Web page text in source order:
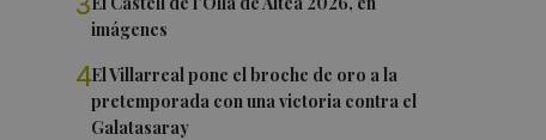
imágenes
4El Villarreal pone el broche de oro a la
pretemporada con una victoria contra el
Galatasaray